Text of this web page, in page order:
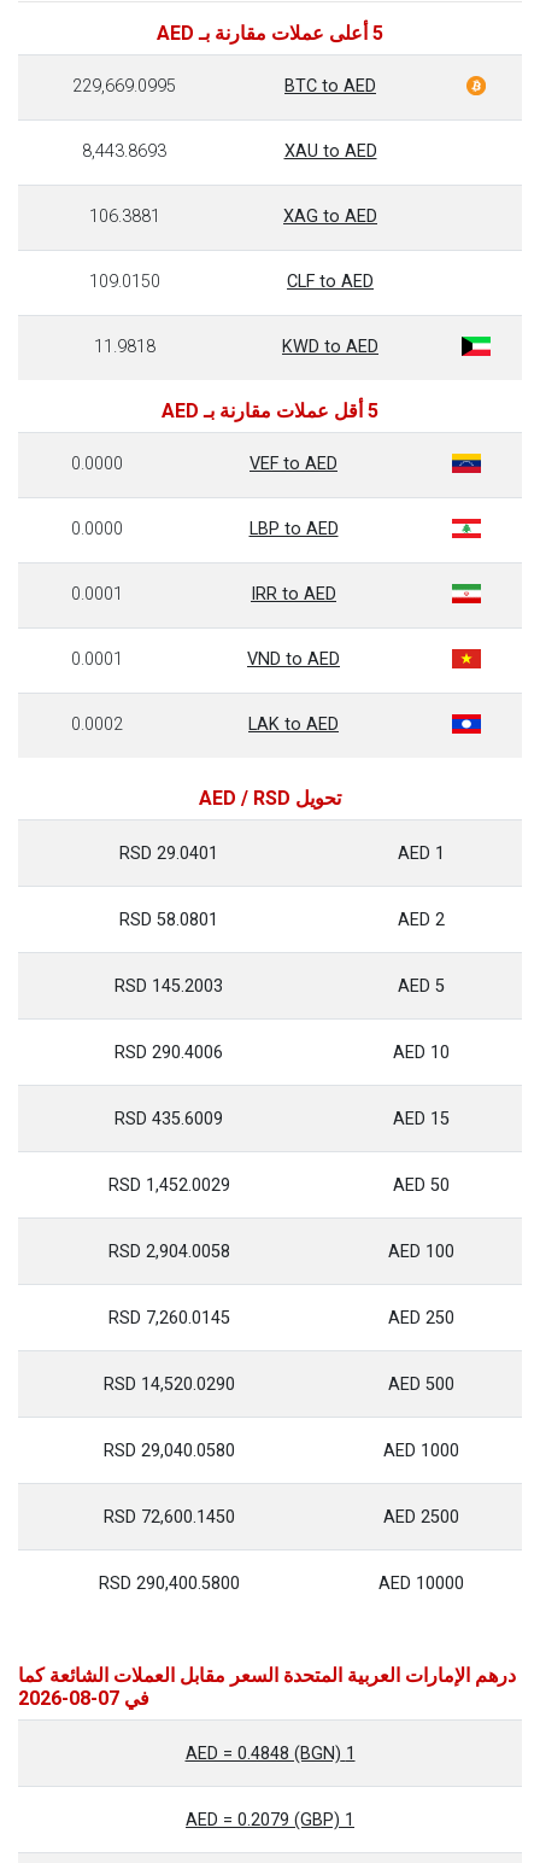
5 أعلى عملات مقارنة بـ AED
BTC to AED
229,669.0995
XAU to AED
8,443.8693
XAG to AED
106.3881
CLF to AED
109.0150
KWD to AED
11.9818
5 أقل عملات مقارنة بـ AED
VEF to AED
0.0000
LBP to AED
0.0000
IRR to AED
0.0001
VND to AED
0.0001
LAK to AED
0.0002
تحويل AED / RSD
1 AED
29.0401 RSD
2 AED
58.0801 RSD
5 AED
145.2003 RSD
10 AED
290.4006 RSD
15 AED
435.6009 RSD
50 AED
1,452.0029 RSD
100 AED
2,904.0058 RSD
250 AED
7,260.0145 RSD
500 AED
14,520.0290 RSD
1000 AED
29,040.0580 RSD
2500 AED
72,600.1450 RSD
10000 AED
290,400.5800 RSD
درهم الإمارات العربية المتحدة السعر مقابل العملات الشائعة كما
في 07-08-2026
1 AED = 0.4848 (BGN)
1 AED = 0.2079 (GBP)